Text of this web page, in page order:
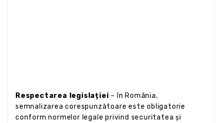
Respectarea legislației – în România,
semnalizarea corespunzătoare este obligatorie
conform normelor legale privind securitatea și